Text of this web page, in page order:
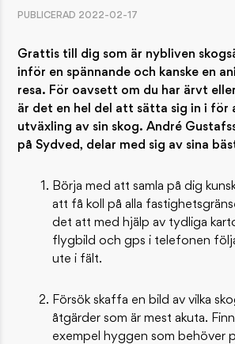
PUBLICERAD 2022-02-17
Grattis till dig som är nybliven
inför en spännande och kanske en
resa. För oavsett om du har ärvt
är det en hel del att sätta sig in i för
utväxling av sin skog. André
på Sydved, delar med sig av sina
Börja med att samla på dig
att få koll på alla
det att med hjälp av tydliga
flygbild och gps i telefonen
ute i fält.
Försök skaffa en bild av vilka
åtgärder som är mest akuta.
exempel hyggen som behöver